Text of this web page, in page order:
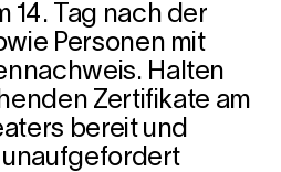
14. Tag nach der
Personen mit
Halten
Zertifikate am
bereit und
unaufgefordert